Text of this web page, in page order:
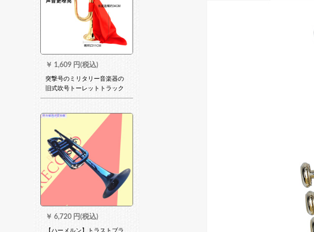
￥ 1,609 円(税込)
突撃号のミリタリー音楽器の
旧式吹号トーレットトラック
军の小道具ラッピングの真鍮
部队の金は赤い布を配合しま
￥ 6,720 円(税込)
【ハーメルン】トラストブラ